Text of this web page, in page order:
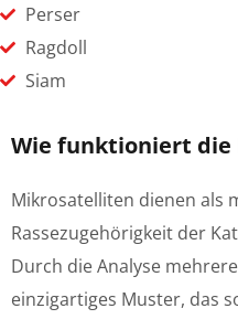
Perser
Ragdoll
Siam
Wie funktioniert die
Mikrosatelliten dienen als
Rassezugehörigkeit der
Durch die Analyse
einzigartiges Muster, das